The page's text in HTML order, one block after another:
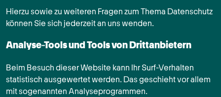
Hierzu sowie zu weiteren Fragen zum Thema Datenschutz
können Sie sich jederzeit an uns wenden.
Analyse-Tools und Tools von Dritt­anbietern
Beim Besuch dieser Website kann Ihr Surf-Verhalten
statistisch ausgewertet werden. Das geschieht vor allem
mit sogenannten Analyseprogrammen.